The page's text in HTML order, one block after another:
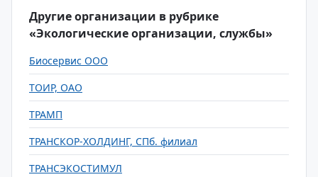
Другие организации в рубрике
«Экологические организации, службы»
Биосервис ООО
ТОИР, ОАО
ТРАМП
ТРАНСКОР-ХОЛДИНГ, СПб. филиал
ТРАНСЭКОСТИМУЛ